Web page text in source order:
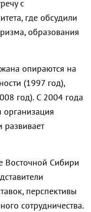
с
где обсудили
образования
опираются на
(1997 год),
год). С 2004 года
организация
Восточной Сибири
перспективы
сотрудничества.